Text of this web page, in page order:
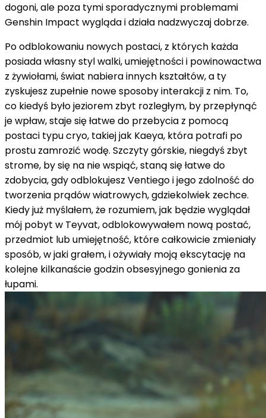
dogoni, ale poza tymi sporadycznymi problemami
Genshin Impact wygląda i działa nadzwyczaj dobrze.
Po odblokowaniu nowych postaci, z których każda
posiada własny styl walki, umiejętności i powinowactwa
z żywiołami, świat nabiera innych kształtów, a ty
zyskujesz zupełnie nowe sposoby interakcji z nim. To,
co kiedyś było jeziorem zbyt rozległym, by przepłynąć
je wpław, staje się łatwe do przebycia z pomocą
postaci typu cryo, takiej jak Kaeya, która potrafi po
prostu zamrozić wodę. Szczyty górskie, niegdyś zbyt
strome, by się na nie wspiąć, staną się łatwe do
zdobycia, gdy odblokujesz Ventiego i jego zdolność do
tworzenia prądów wiatrowych, gdziekolwiek zechce.
Kiedy już myślałem, że rozumiem, jak będzie wyglądał
mój pobyt w Teyvat, odblokowywałem nową postać,
przedmiot lub umiejętność, które całkowicie zmieniały
sposób, w jaki grałem, i ożywiały moją ekscytację na
kolejne kilkanaście godzin obsesyjnego gonienia za
łupami.